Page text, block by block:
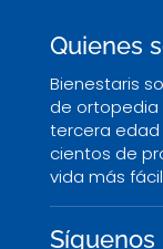
Quienes
Bienestaris
de ortopedia
tercera edad
cientos de
vida más
Síguenos